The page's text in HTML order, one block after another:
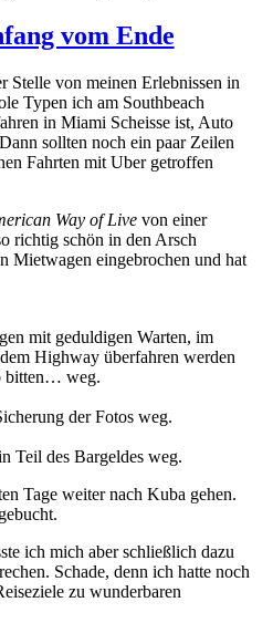
vom Ende
Stelle von meinen Erlebnissen in
Typen ich am Southbeach
in Miami Scheisse ist, Auto
sollten noch ein paar Zeilen
Fahrten mit Uber getroffen
Way of Live von einer
richtig schön in den Arsch
Mietwagen eingebrochen und hat
mit geduldigen Warten, im
Highway überfahren werden
bitten… weg.
der Fotos weg.
Teil des Bargeldes weg.
Tage weiter nach Kuba gehen.
ich mich aber schließlich dazu
Schade, denn ich hatte noch
zu wunderbaren